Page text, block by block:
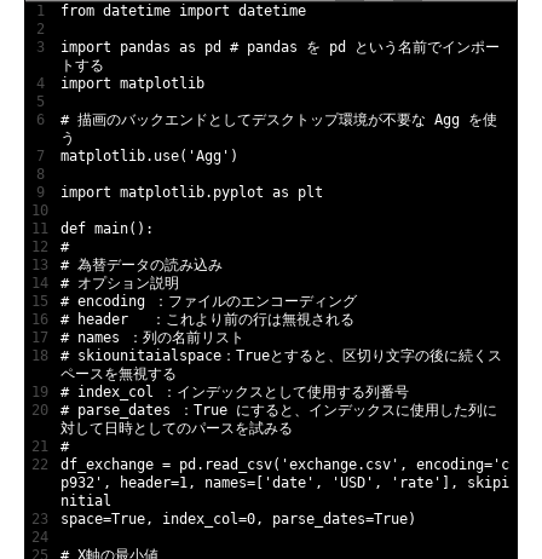
1
2
3
4
5
6
7
8
9
10
11
12
13
14
15
16
17
18
19
20
21
22
23
24
25
from datetime import datetime
import pandas as pd
# pandas を pd という名前でインポー
トする
import matplotlib
# 描画のバックエンドとしてデスクトップ環境が不要な Agg を使
う
matplotlib. use( 'Agg' )
import matplotlib. pyplot as plt
def main( ) :
#
# 為替データの読み込み
# オプション説明
# encoding ：ファイルのエンコーディング
# header　 ：これより前の行は無視される
# names ：列の名前リスト
# skiounitaialspace：Trueとすると、区切り文字の後に続くス
ペースを無視する
# index_col ：インデックスとして使用する列番号
# parse_dates ：True にすると、インデックスに使用した列に
対して日時としてのパースを試みる
#
df_exchange = pd . read_csv( 'exchange.csv' , encoding= 'c
p932' , header=1 , names= [ 'date' , 'USD' , 'rate' ] ,
skipi
nitial
space=True , index_col=0 , parse_dates=True)
# X軸の最小値